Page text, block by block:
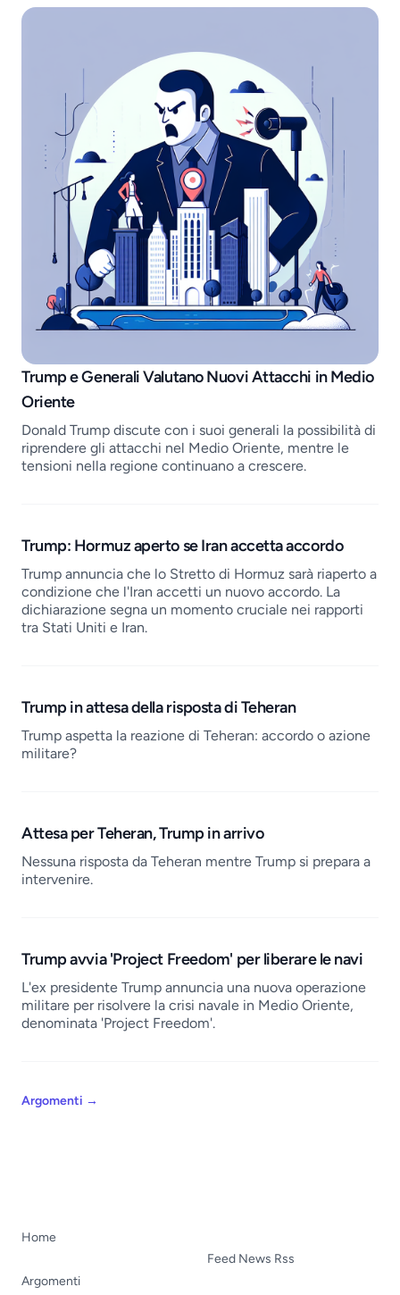
Job openings
Trump e Generali Valutano Nuovi Attacchi in Medio
Oriente
Donald Trump discute con i suoi generali la possibilità di
riprendere gli attacchi nel Medio Oriente, mentre le
tensioni nella regione continuano a crescere.
Trump: Hormuz aperto se Iran accetta accordo
Trump annuncia che lo Stretto di Hormuz sarà riaperto a
condizione che l'Iran accetti un nuovo accordo. La
dichiarazione segna un momento cruciale nei rapporti
tra Stati Uniti e Iran.
Trump in attesa della risposta di Teheran
Trump aspetta la reazione di Teheran: accordo o azione
militare?
Attesa per Teheran, Trump in arrivo
Nessuna risposta da Teheran mentre Trump si prepara a
intervenire.
Trump avvia 'Project Freedom' per liberare le navi
L'ex presidente Trump annuncia una nuova operazione
militare per risolvere la crisi navale in Medio Oriente,
denominata 'Project Freedom'.
Argomenti →
Home
Argomenti
Feed News Rss